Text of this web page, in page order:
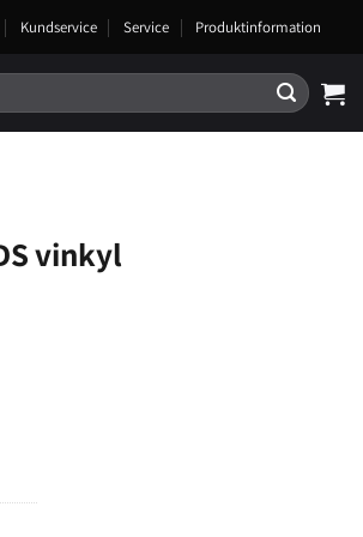
Kundservice Service Produktinformation
vinkyl